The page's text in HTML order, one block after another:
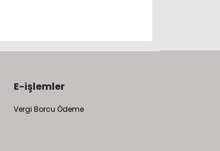
E-işlemler
Vergi Borcu Ödeme